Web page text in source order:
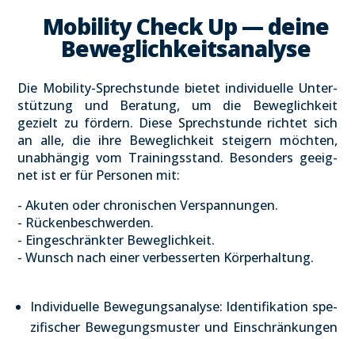
Mobi­li­ty Check Up — dei­ne
Beweg­lich­keits­ana­ly­se
Die Mobi­li­ty-Sprech­stun­de bie­tet indi­vi­du­el­le Unter­
stüt­zung und Bera­tung, um die Beweg­lich­keit
gezielt zu för­dern. Die­se Sprech­stun­de rich­tet sich
an alle, die ihre Beweg­lich­keit stei­gern möch­ten,
unab­hän­gig vom Trai­nings­stand. Beson­ders geeig­
net ist er für Per­so­nen mit:
- Aku­ten oder chro­ni­schen Ver­span­nun­gen.
- Rücken­be­schwer­den.
- Ein­ge­schränk­ter Beweg­lich­keit.
- Wunsch nach einer ver­bes­ser­ten Kör­per­hal­tung.
Indi­vi­du­el­le Bewe­gungs­ana­ly­se: Iden­ti­fi­ka­ti­on spe­
zi­fi­scher Bewe­gungs­mus­ter und Ein­schrän­kun­gen